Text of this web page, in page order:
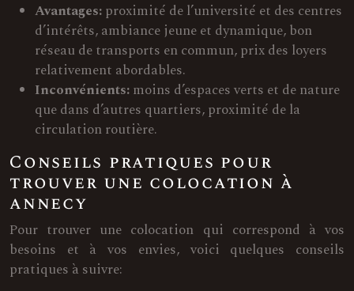
Avantages:proximité de l’université et des centres
d’intérêts, ambiance jeune et dynamique, bon
réseau de transports en commun, prix des loyers
relativement abordables.
Inconvénients:moins d’espaces verts et de nature
que dans d’autres quartiers, proximité de la
circulation routière.
Conseils pratiques pour
trouver une colocation à
annecy
Pour trouver une colocation qui correspond à vos
besoins et à vos envies, voici quelques conseils
pratiques à suivre: